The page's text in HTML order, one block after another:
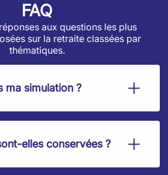
FAQ
aux questions les plus
sur la retraite classées par
thématiques.
ma simulation ?
elles conservées ?